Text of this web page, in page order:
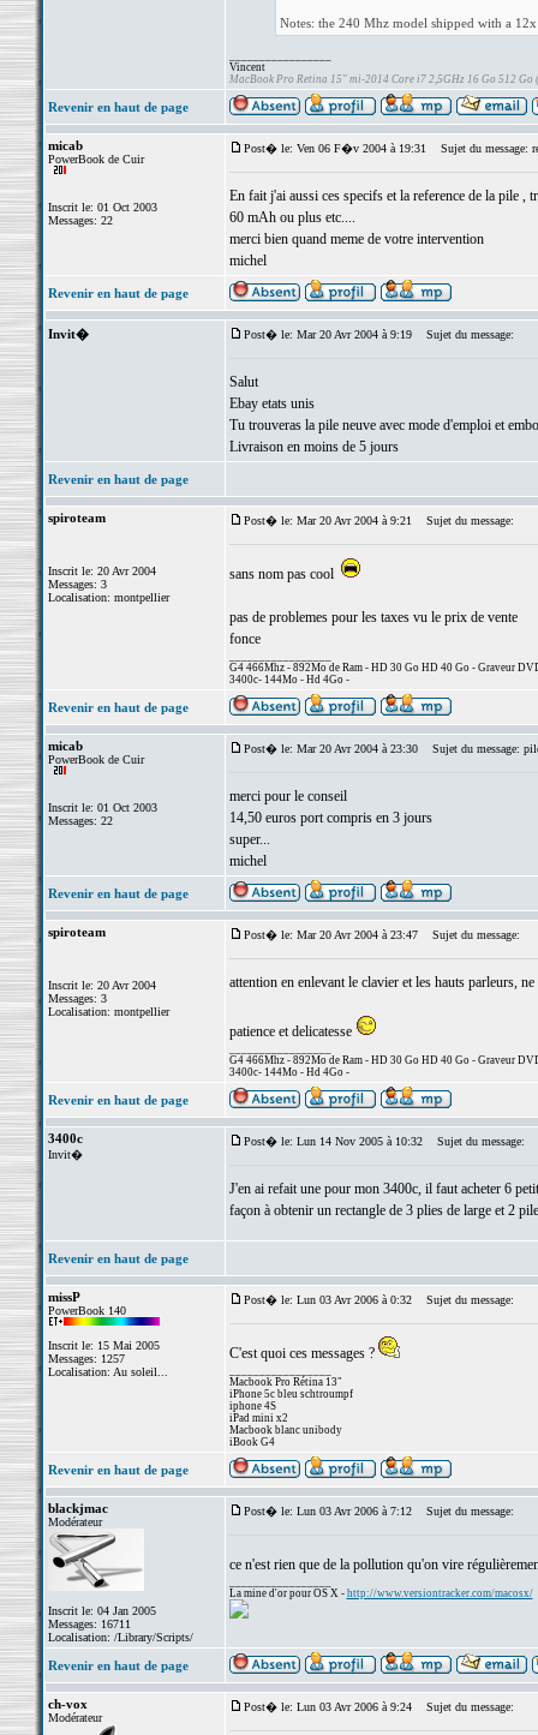
Notes: the 240 Mhz model shipped with a
Vincent
MacBook Pro Retina 15" mi-2014 Core i7 2,5GHz 16 Go 512 Go
Revenir en haut de page
micab
PowerBook de Cuir
Inscrit le: 01 Oct 2003
Messages: 22
Post� le: Ven 06 F�v 2004 à 19:31 Sujet du message:
En fait j'ai aussi ces specifs et la reference de la pile
60 mAh ou plus etc....
merci bien quand meme de votre intervention
michel
Revenir en haut de page
Invit� Post� le: Mar 20 Avr 2004 à 9:19 Sujet du message:
Salut
Ebay etats unis
Tu trouveras la pile neuve avec mode d'emploi et
Livraison en moins de 5 jours
Revenir en haut de page
spiroteam
Inscrit le: 20 Avr 2004
Messages: 3
Localisation: montpellier
Post� le: Mar 20 Avr 2004 à 9:21 Sujet du message:
sans nom pas cool
pas de problemes pour les taxes vu le prix de vente
fonce
G4 466Mhz - 892Mo de Ram - HD 30 Go HD 40 Go - Graveur
3400c- 144Mo - Hd 4Go -
Revenir en haut de page
micab
PowerBook de Cuir
Inscrit le: 01 Oct 2003
Messages: 22
Post� le: Mar 20 Avr 2004 à 23:30 Sujet du message:
merci pour le conseil
14,50 euros port compris en 3 jours
super...
michel
Revenir en haut de page
spiroteam
Inscrit le: 20 Avr 2004
Messages: 3
Localisation: montpellier
Post� le: Mar 20 Avr 2004 à 23:47 Sujet du message:
attention en enlevant le clavier et les hauts parleurs,
patience et delicatesse
G4 466Mhz - 892Mo de Ram - HD 30 Go HD 40 Go - Graveur
3400c- 144Mo - Hd 4Go -
Revenir en haut de page
3400c
Invit�
Post� le: Lun 14 Nov 2005 à 10:32 Sujet du message:
J'en ai refait une pour mon 3400c, il faut acheter 6
façon à obtenir un rectangle de 3 plies de large et 2
Revenir en haut de page
missP
PowerBook 140
Inscrit le: 15 Mai 2005
Messages: 1257
Localisation: Au soleil...
Post� le: Lun 03 Avr 2006 à 0:32 Sujet du message:
C'est quoi ces messages ?
Macbook Pro Rétina 13"
iPhone 5c bleu schtroumpf
iphone 4S
iPad mini x2
Macbook blanc unibody
iBook G4
Revenir en haut de page
blackjmac
Modérateur
Inscrit le: 04 Jan 2005
Messages: 16711
Localisation: /Library/Scripts/
Post� le: Lun 03 Avr 2006 à 7:12 Sujet du message:
ce n'est rien que de la pollution qu'on vire
La mine d'or pour OS X - http://www.versiontracker.com/macosx/
Revenir en haut de page
ch-vox
Modérateur
Post� le: Lun 03 Avr 2006 à 9:24 Sujet du message: